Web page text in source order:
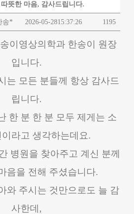
뜻한 마음, 감사드립니다.
송* 2026-05-2815:37:26 1195
이영상의학과 한송이 원장
입니다.
는 모든 분들께 항상 감사드
립니다.
한 분 한 분 모두 제게는 소
라고 생각하는데요.
병원을 찾아주고 계신 분께
음을 전해 주셨습니다.
와 주시는 것만으로도 늘 감
사한데,